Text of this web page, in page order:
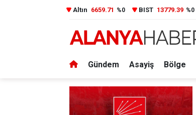
Altın 6659.71 %0 BIST 13779.39 %0
Gündem Asayiş Bölge